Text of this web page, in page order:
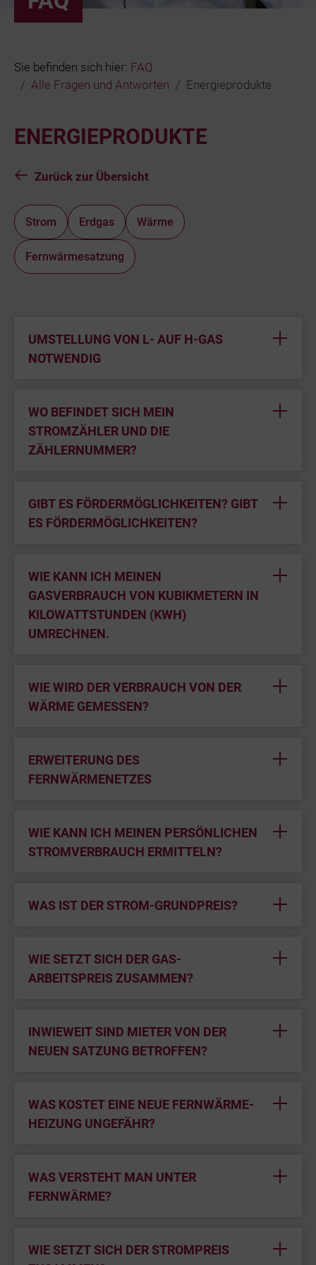
Sie befinden sich hier: FAQ
Alle Fragen und Antworten
Energieprodukte
ENERGIEPRODUKTE
Zurück zur Übersicht
Strom Erdgas Wärme
Fernwärmesatzung
UMSTELLUNG VON L- AUF H-GAS
NOTWENDIG
WO BEFINDET SICH MEIN
STROMZÄHLER UND DIE
ZÄHLERNUMMER?
GIBT ES FÖRDERMÖGLICHKEITEN? GIBT
ES FÖRDERMÖGLICHKEITEN?
WIE KANN ICH MEINEN
GASVERBRAUCH VON KUBIKMETERN IN
KILOWATTSTUNDEN (KWH)
UMRECHNEN.
WIE WIRD DER VERBRAUCH VON DER
WÄRME GEMESSEN?
ERWEITERUNG DES
FERNWÄRMENETZES
WIE KANN ICH MEINEN PERSÖNLICHEN
STROMVERBRAUCH ERMITTELN?
WAS IST DER STROM-GRUNDPREIS?
WIE SETZT SICH DER GAS-
ARBEITSPREIS ZUSAMMEN?
INWIEWEIT SIND MIETER VON DER
NEUEN SATZUNG BETROFFEN?
WAS KOSTET EINE NEUE FERNWÄRME-
HEIZUNG UNGEFÄHR?
WAS VERSTEHT MAN UNTER
FERNWÄRME?
WIE SETZT SICH DER STROMPREIS
Bäder